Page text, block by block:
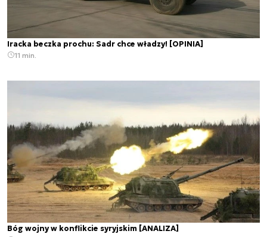
Iracka beczka prochu: Sadr chce władzy! [OPINIA]
11 min.
Bóg wojny w konflikcie syryjskim [ANALIZA]